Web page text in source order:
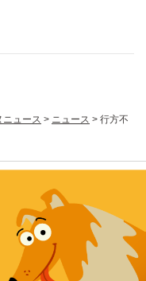
ニュース > ニュース > 行方不